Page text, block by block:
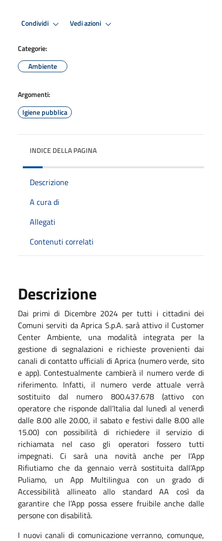
Condividi Vedi azioni
Categorie:
Ambiente
Argomenti:
Igiene pubblica
INDICE DELLA PAGINA
Descrizione
A cura di
Allegati
Contenuti correlati
Descrizione
Dai primi di Dicembre 2024 per tutti i cittadini dei
Comuni serviti da Aprica S.p.A. sarà attivo il Customer
Center Ambiente, una modalità integrata per la
gestione di segnalazioni e richieste provenienti dai
canali di contatto ufficiali di Aprica (numero verde, sito
e app). Contestualmente cambierà il numero verde di
riferimento. Infatti, il numero verde attuale verrà
sostituito dal numero 800.437.678 (attivo con
operatore che risponde dall’Italia dal lunedì al venerdì
dalle 8.00 alle 20.00, il sabato e festivi dalle 8.00 alle
15.00) con possibilità di richiedere il servizio di
richiamata nel caso gli operatori fossero tutti
impegnati. Ci sarà una novità anche per l’App
Rifiutiamo che da gennaio verrà sostituita dall’App
Puliamo, un App Multilingua con un grado di
Accessibilità allineato allo standard AA così da
garantire che l’App possa essere fruibile anche dalle
persone con disabilità.
I nuovi canali di comunicazione verranno, comunque,